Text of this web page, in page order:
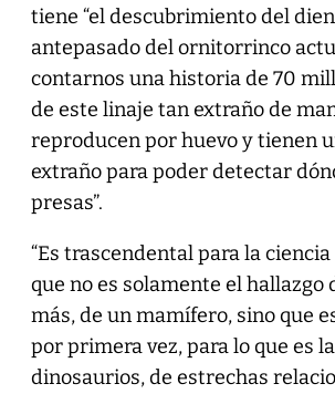
tiene “el descubrimiento del
antepasado del ornitorrinco
contarnos una historia de 70
de este linaje tan extraño de
reproducen por huevo y tienen
extraño para poder detectar
presas”.
“Es trascendental para la
que no es solamente el hallazgo
más, de un mamífero, sino que
por primera vez, para lo que es
dinosaurios, de estrechas